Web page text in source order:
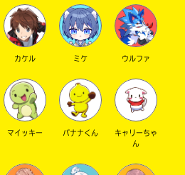
カケル ミケ ウルファ
マイッキー バナナくん
キャリーちゃ
ん